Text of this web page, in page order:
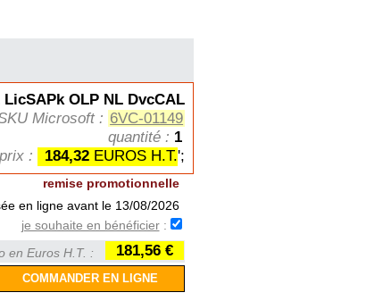
OLP NL DvcCAL
Microsoft : 6VC-01149
quantité : 1
:
184,32 EUROS H.T.';
remise promotionnelle
en ligne avant le 13/08/2026
je souhaite en bénéficier:
181,56 €
en Euros H.T. :